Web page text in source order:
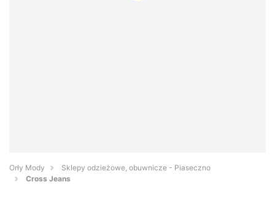
Orły Mody
Sklepy odzieżowe, obuwnicze - Piaseczno
Cross Jeans